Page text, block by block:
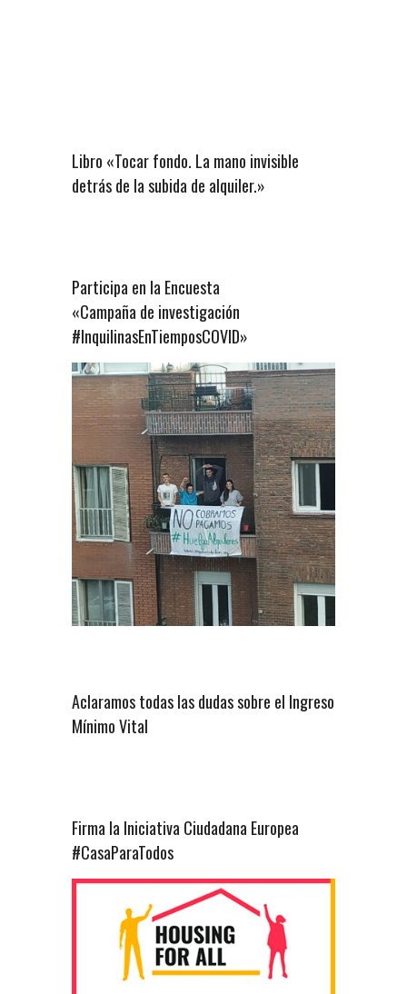
Libro «Tocar fondo. La mano invisible
detrás de la subida de alquiler.»
Participa en la Encuesta
«Campaña de investigación
#InquilinasEnTiemposCOVID»
Aclaramos todas las dudas sobre el Ingreso
Mínimo Vital
Firma la Iniciativa Ciudadana Europea
#CasaParaTodos